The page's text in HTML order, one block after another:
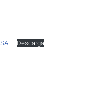
Descarga